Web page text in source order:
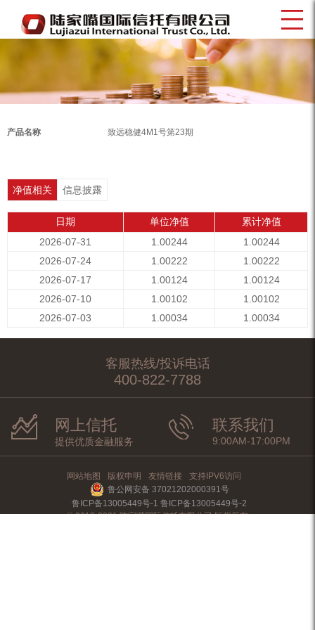
产品名称 致远稳健4M1号第23期
净值相关 信息披露
日期 单位净值
累计净值
2026-07-31
1.00244
1.00244
2026-07-24
1.00222
1.00222
2026-07-17
1.00124
1.00124
2026-07-10
1.00102
1.00102
2026-07-03
1.00034 1.00034
客服热线/投诉电话
400-822-7788
网上信托
提供优质金融服务
联系我们
9:00AM-17:00PM
网站地图 版权申明 友情链接
支持IPV6访问
鲁公网安备 37021202000391号
鲁ICP备13005449号-1 鲁ICP备13005449号-2
© 2012-2021 陆家嘴国际信托有限公司 版权所有